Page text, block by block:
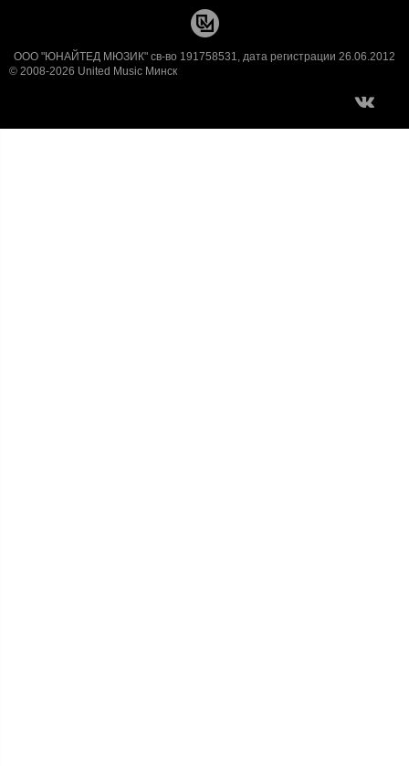
ООО "ЮНАЙТЕД МЮЗИК" св-во 191758531, дата регистрации 26.06.2012
© 2008-2026 United Music Минск